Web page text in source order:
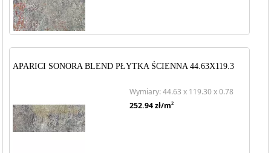
APARICI SONORA BLEND PŁYTKA ŚCIENNA 44.63X119.3
Wymiary: 44.63 x 119.30 x 0.78
252.94zł/m2